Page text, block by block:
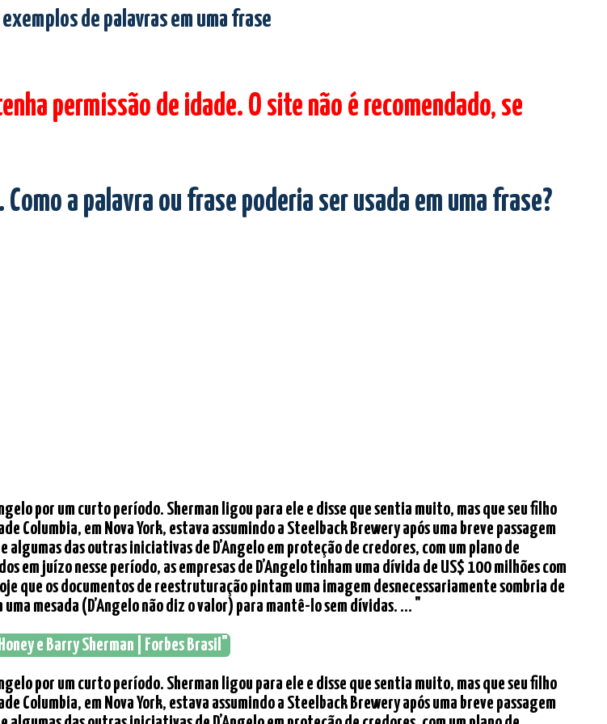
de palavras em uma frase
permissão de idade. O site não é recomendado, se
a palavra ou frase poderia ser usada em uma frase?
por um curto período. Sherman ligou para ele e disse que sentia muito, mas que seu filho
Columbia, em Nova York, estava assumindo a Steelback Brewery após uma breve passagem
das outras iniciativas de D’Angelo em proteção de credores, com um plano de
em juízo nesse período, as empresas de D’Angelo tinham uma dívida de US$ 100 milhões com
que os documentos de reestruturação pintam uma imagem desnecessariamente sombria de
mesada (D’Angelo não diz o valor) para mantê-lo sem dívidas. ... "
e Barry Sherman | Forbes Brasil"
por um curto período. Sherman ligou para ele e disse que sentia muito, mas que seu filho
Columbia, em Nova York, estava assumindo a Steelback Brewery após uma breve passagem